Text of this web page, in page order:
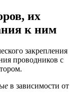
их
к ним
закрепления
проводников с
в зависимости от